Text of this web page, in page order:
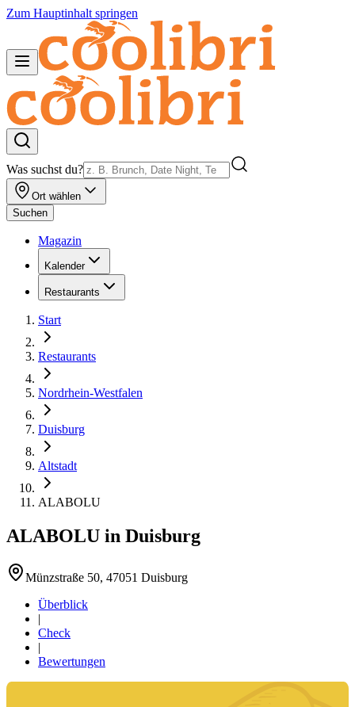
Zum Hauptinhalt springen
Was suchst du?
Ort wählen
Suchen
Magazin
Kalender
Restaurants
Start
Restaurants
Nordrhein-Westfalen
Duisburg
Altstadt
ALABOLU
ALABOLU in Duisburg
Münzstraße 50, 47051 Duisburg
Überblick
|
Check
|
Bewertungen